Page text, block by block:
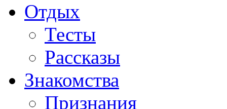
Отдых
Тесты
Рассказы
Знакомства
Признания